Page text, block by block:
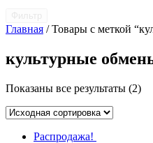
Главная / Товары с меткой
культурные
Показаны все результаты (2)
Распродажа!